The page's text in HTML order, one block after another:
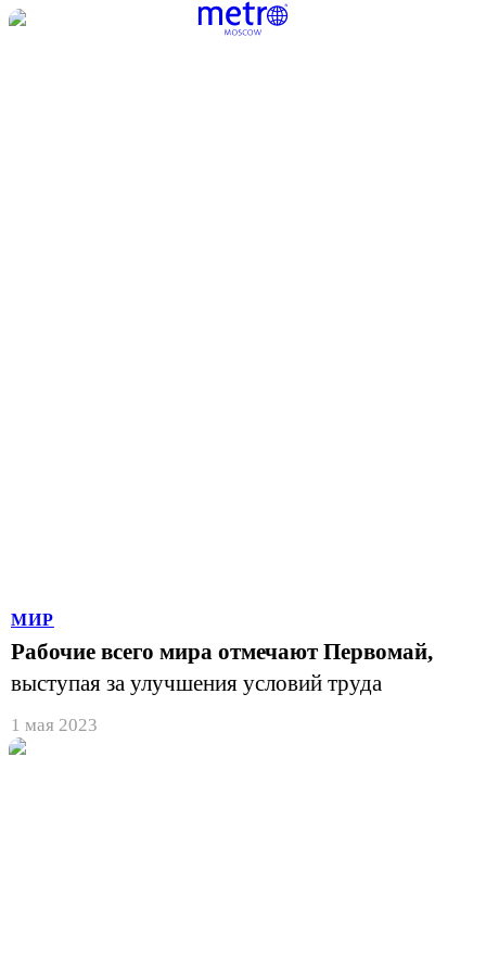
МИР
Рабочие всего мира отмечают Первомай,
выступая за улучшения условий труда
1 мая 2023